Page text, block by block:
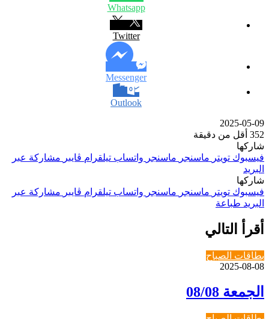
Whatsapp
Twitter
Messenger
Outlook
2025-05-09
352 أقل من دقيقة
شاركها
فيسبوك تويتر ماسنجر ماسنجر واتساب تيلقرام ڤايبر مشاركة عبر
البريد
شاركها
فيسبوك تويتر ماسنجر ماسنجر واتساب تيلقرام ڤايبر مشاركة عبر
البريد طباعة
أقرأ التالي
بطاقات الصباح
2025-08-08
الجمعة 08/08